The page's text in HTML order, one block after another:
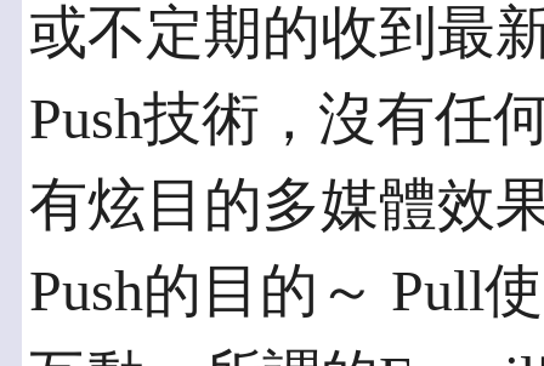
或不定期的收到最
Push技術，沒有任
有炫目的多媒體效
Push的目的～ Pull